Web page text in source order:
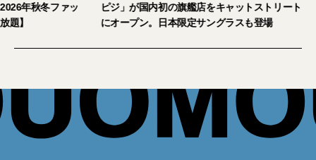
読者の皆さまをご招待。【2026年秋冬ファッ
ション＆美容アイテム試し放題】
ピジ」が国内初の
にオープン。日本